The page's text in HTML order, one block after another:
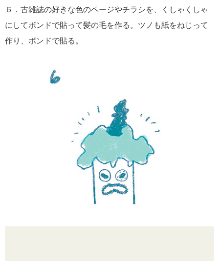
６．古雑誌の好きな色のページやチラシを、くしゃくしゃ
にしてボンドで貼って髪の毛を作る。ツノも紙をねじって
作り、ボンドで貼る。